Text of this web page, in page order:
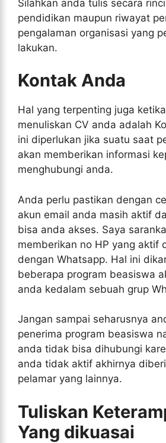
Silahkan anda tulis secara
pendidikan maupun riwayat
pengalaman organisasi yang
lakukan.
Kontak Anda
Hal yang terpenting juga
menuliskan CV anda adalah
ini diperlukan jika suatu saat
akan memberikan informasi
menghubungi anda.
Anda perlu pastikan dengan
akun email anda masih aktif
bisa anda akses. Saya
memberikan no HP yang aktif
dengan Whatsapp. Hal ini
beberapa program beasiswa
anda kedalam sebuah grup
Jangan sampai seharusnya
penerima program beasiswa
anda tidak bisa dihubungi
anda tidak aktif akhirnya
pelamar yang lainnya.
Tuliskan
Yang dikuasai